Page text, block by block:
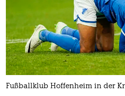
Fußballklub Hoffenheim in der